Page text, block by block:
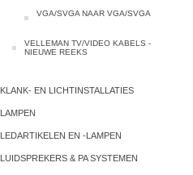
VGA/SVGA NAAR VGA/SVGA
VELLEMAN TV/VIDEO KABELS -
NIEUWE REEKS
KLANK- EN LICHTINSTALLATIES
LAMPEN
LEDARTIKELEN EN -LAMPEN
LUIDSPREKERS & PA SYSTEMEN